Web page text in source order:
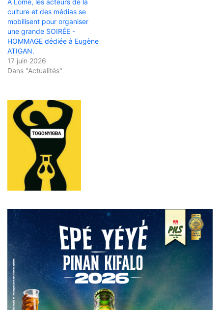
culture et des médias se
mobilisent pour organiser
une grande SOIRÉE -
HOMMAGE dédiée à Eugène
ATIGAN.
17 juin 2026
Dans "Actualités"